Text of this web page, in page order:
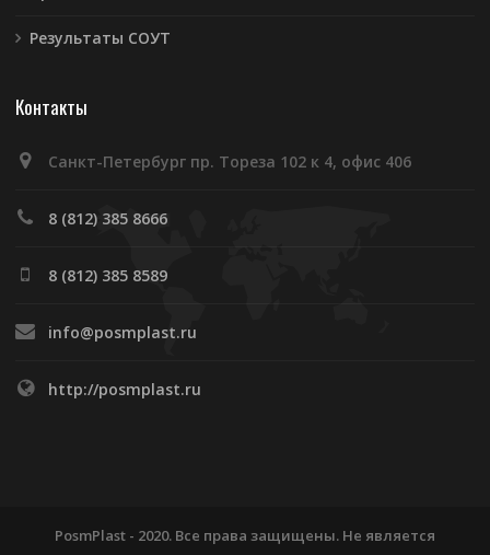
Результаты СОУТ
Контакты
Санкт-Петербург пр. Тореза 102 к 4, офис 406
8 (812) 385 8666
8 (812) 385 8589
info@posmplast.ru
http://posmplast.ru
PosmPlast - 2020. Все права защищены. Не является